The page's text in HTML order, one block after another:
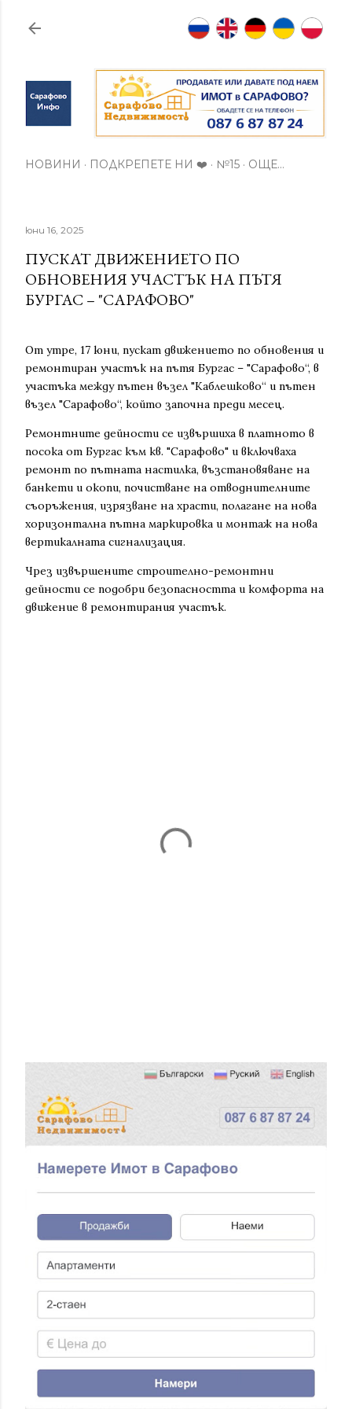
Пропускане към основното съдържание
НОВИНИ ПОДКРЕПЕТЕ НИ ❤️ №15 ОЩЕ…
юни 16, 2025
ПУСКАТ ДВИЖЕНИЕТО ПО
ОБНОВЕНИЯ УЧАСТЪК НА ПЪТЯ
БУРГАС – "САРАФОВО"
От утре, 17 юни, пускат движението по обновения и
ремонтиран участък на пътя Бургас – "Сарафово“, в
участъка между пътен възел "Каблешково“ и пътен
възел "Сарафово“, който започна преди месец.
Ремонтните дейности се извършиха в платното в
посока от Бургас към кв. "Сарафово" и включваха
ремонт по пътната настилка, възстановяване на
банкети и окопи, почистване на отводнителните
съоръжения, изрязване на храсти, полагане на нова
хоризонтална пътна маркировка и монтаж на нова
вертикалната сигнализация.
Чрез извършените строително-ремонтни
дейности се подобри безопасността и комфорта на
движение в ремонтирания участък.